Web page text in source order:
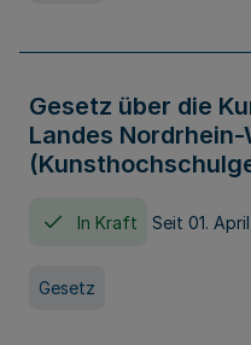
Gesetz über die
Landes
In Kraft Seit 01.
Gesetz